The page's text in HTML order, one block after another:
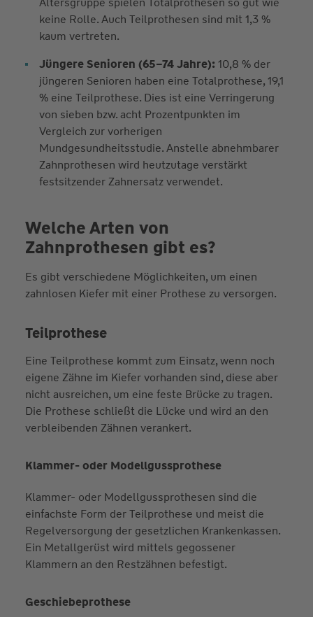
keine Rolle. Auch Teilprothesen sind mit 1,3 %
kaum vertreten.
Jüngere Senioren (65–74 Jahre): 10,8 % der
jüngeren Senioren haben eine Totalprothese, 19,1
% eine Teilprothese. Dies ist eine Verringerung
von sieben bzw. acht Prozentpunkten im
Vergleich zur vorherigen
Mundgesundheitsstudie. Anstelle abnehmbarer
Zahnprothesen wird heutzutage verstärkt
festsitzender Zahnersatz verwendet.
Welche Arten von
Zahnprothesen gibt es?
Es gibt verschiedene Möglichkeiten, um einen
zahnlosen Kiefer mit einer Prothese zu versorgen.
Teilprothese
Eine Teilprothese kommt zum Einsatz, wenn noch
eigene Zähne im Kiefer vorhanden sind, diese aber
nicht ausreichen, um eine feste Brücke zu tragen.
Die Prothese schließt die Lücke und wird an den
verbleibenden Zähnen verankert.
Klammer- oder Modellgussprothese
Klammer- oder Modellgussprothesen sind die
einfachste Form der Teilprothese und meist die
Regelversorgung der gesetzlichen Krankenkassen.
Ein Metallgerüst wird mittels gegossener
Klammern an den Restzähnen befestigt.
Geschiebeprothese